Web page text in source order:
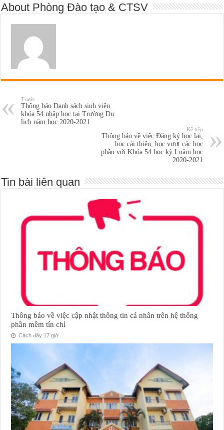
About Phòng Đào tạo & CTSV
Trước
Thông báo Danh sách sinh viên
khóa 54 nhập học tại Trường Du
lịch năm học 2020-2021
Kế tiếp
Thông báo về việc Đăng ký học lại,
học cải thiện, học vượt các học
phần với Khóa 54 học kỳ I năm học
2020-2021
Tin bài liên quan
Thông báo về việc cập nhật thông tin cá nhân trên hệ thống
phần mềm tín chỉ
Cách đây 17 giờ